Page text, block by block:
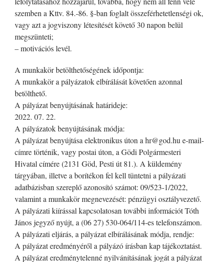
szemben a Kttv. 84.-86. §-ban foglalt összeférhetetlenségi ok,
vagy azt a jogviszony létesítését követő 30 napon belül
megszünteti;
– motivációs levél.
A munkakör betölthetőségének időpontja:
A munkakör a pályázatok elbírálását követően azonnal
betölthető.
A pályázat benyújtásának határideje:
2022. 07. 22.
A pályázatok benyújtásának módja:
A pályázat benyújtása elektronikus úton a hr@god.hu e-mail-
címre történik, vagy postai úton, a Gödi Polgármesteri
Hivatal címére (2131 Göd, Pesti út 81.). A küldemény
tárgyában, illetve a borítékon fel kell tüntetni a pályázati
adatbázisban szereplő azonosító számot: 09/523-1/2022,
valamint a munkakör megnevezését: pénzügyi osztályvezető.
A pályázati kiírással kapcsolatosan további információt Tóth
János jegyző nyújt, a (06 27) 530-064/114-es telefonszámon.
A pályázati eljárás, a pályázat elbírálásának módja, rendje:
A pályázat eredményéről a pályázó írásban kap tájékoztatást.
A pályázat eredménytelenné nyilvánításának jogát a pályázat